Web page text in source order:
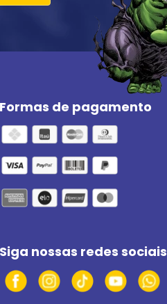
Formas de pagamento
Siga nossas redes sociais